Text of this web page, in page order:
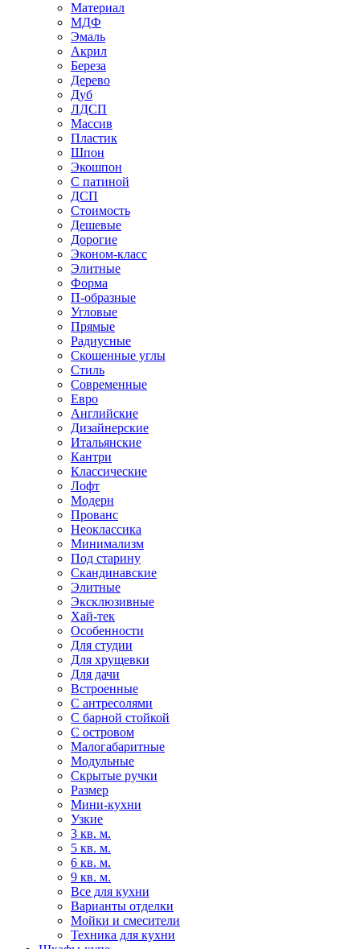
Материал
МДФ
Эмаль
Акрил
Береза
Дерево
Дуб
ЛДСП
Массив
Пластик
Шпон
Экошпон
С патиной
ДСП
Стоимость
Дешевые
Дорогие
Эконом-класс
Элитные
Форма
П-образные
Угловые
Прямые
Радиусные
Скошенные углы
Стиль
Современные
Евро
Английские
Дизайнерские
Итальянские
Кантри
Классические
Лофт
Модерн
Прованс
Неоклассика
Минимализм
Под старину
Скандинавские
Элитные
Эксклюзивные
Хай-тек
Особенности
Для студии
Для хрущевки
Для дачи
Встроенные
С антресолями
С барной стойкой
С островом
Малогабаритные
Модульные
Скрытые ручки
Размер
Мини-кухни
Узкие
3 кв. м.
5 кв. м.
6 кв. м.
9 кв. м.
Все для кухни
Варианты отделки
Мойки и смесители
Техника для кухни